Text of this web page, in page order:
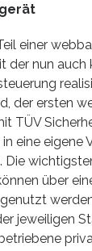
einer
der nun auch
der ersten
TÜV
eine eigene
über
jeweiligen